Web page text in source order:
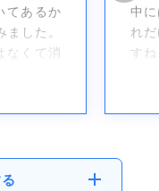
てあるか
した。
なくて消
あんま
に手数
すけど
中
れ
す